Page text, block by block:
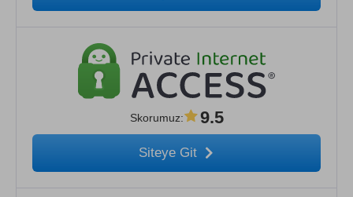
Skorumuz: 9.5
Siteye Git